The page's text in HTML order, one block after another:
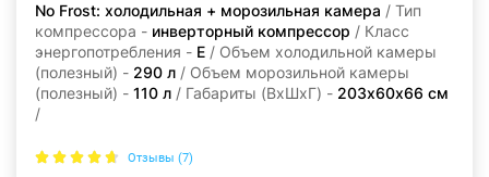
No Frost: холодильная + морозильная камера / Тип
компрессора - инверторный компрессор / Класс
энергопотребления - E / Объем холодильной камеры
(полезный) - 290 л / Объем морозильной камеры
(полезный) - 110 л / Габариты (ВхШхГ) - 203x60x66 см
/
Отзывы (7)